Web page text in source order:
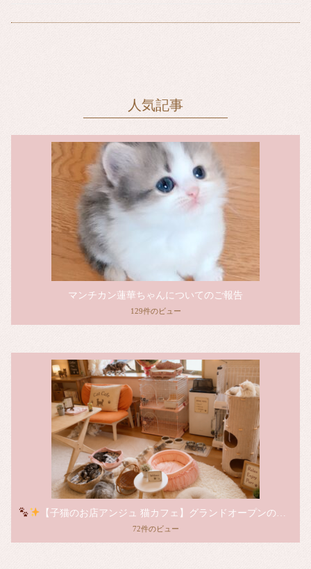
人気記事
マンチカン蓮華ちゃんについてのご報告
129件のビュー
【子猫のお店アンジュ 猫カフェ】グランドオープンのお知らせ
72件のビュー